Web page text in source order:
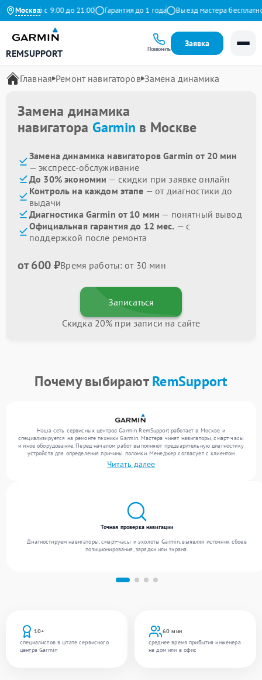
Москвас 9:00 до 21:00 Гарантия до 1 года Выезд мастера бесплатно
REMSUPPORT Позвонить
Заявка
Главная Ремонт навигаторов Замена динамика
Замена динамика
навигатора Garmin в Москве
Замена динамика навигаторов Garmin от 20 мин
— экспресс-обслуживание
До 30% экономии — скидки при заявке онлайн
Контроль на каждом этапе — от диагностики до
выдачи
Диагностика Garmin от 10 мин — понятный вывод
Официальная гарантия до 12 мес. — с
поддержкой после ремонта
от 600 ₽Время работы: от 30 мин
Записаться
Скидка 20% при записи на сайте
Почему выбираютRemSupport
Наша сеть сервисных центров Garmin RemSupport работает в Москве и
специализируется на ремонте техники Garmin. Мастера чинят навигаторы, смарт-часы
и иное оборудование. Перед началом работ выполняют предварительную диагностику
устройств для определения причины поломки. Менеджер согласует с клиентом
перечень необходимых работ и их стоимость. Только после этого инженеры
выполняют ремонт с заменой деталей по необходимости. После работ их качество
Читать далее
10+
специалистов в штате сервисного
центра Garmin
60 мин
среднее время прибытия инженера
на дом или в офис
Точная проверка навигации
Диагностируем навигаторы, смарт-часы и эхолоты Garmin, выявляя источник сбоев
позиционирования, зарядки или экрана.